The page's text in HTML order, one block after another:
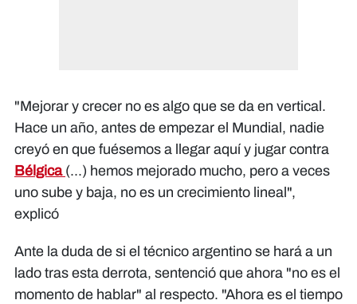
"Mejorar y crecer no es algo que se da en vertical.
Hace un año, antes de empezar el Mundial, nadie
creyó en que fuésemos a llegar aquí y jugar contra
Bélgica (...) hemos mejorado mucho, pero a veces
uno sube y baja, no es un crecimiento lineal",
explicó
Ante la duda de si el técnico argentino se hará a un
lado tras esta derrota, sentenció que ahora "no es el
momento de hablar" al respecto. "Ahora es el tiempo